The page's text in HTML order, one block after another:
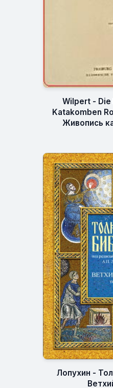
Wilpert -
Katakomben
Живопись
Лопухин -